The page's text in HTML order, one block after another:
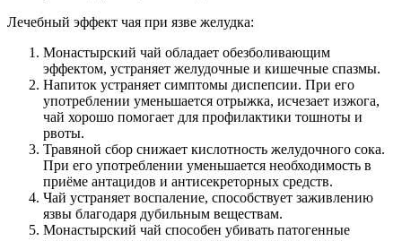
Лечебный эффект чая при язве желудка:
Монастырский чай обладает обезболивающим
эффектом, устраняет желудочные и кишечные спазмы.
Напиток устраняет симптомы диспепсии. При его
употреблении уменьшается отрыжка, исчезает изжога,
чай хорошо помогает для профилактики тошноты и
рвоты.
Травяной сбор снижает кислотность желудочного сока.
При его употреблении уменьшается необходимость в
приёме антацидов и антисекреторных средств.
Чай устраняет воспаление, способствует заживлению
язвы благодаря дубильным веществам.
Монастырский чай способен убивать патогенные